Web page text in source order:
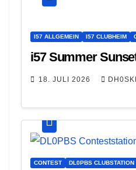
I57 ALLGEMEIN I57 CLUBHEIM
i57 Summer
18. JULI 2026
CONTEST DL0PBS CLUBSTATION